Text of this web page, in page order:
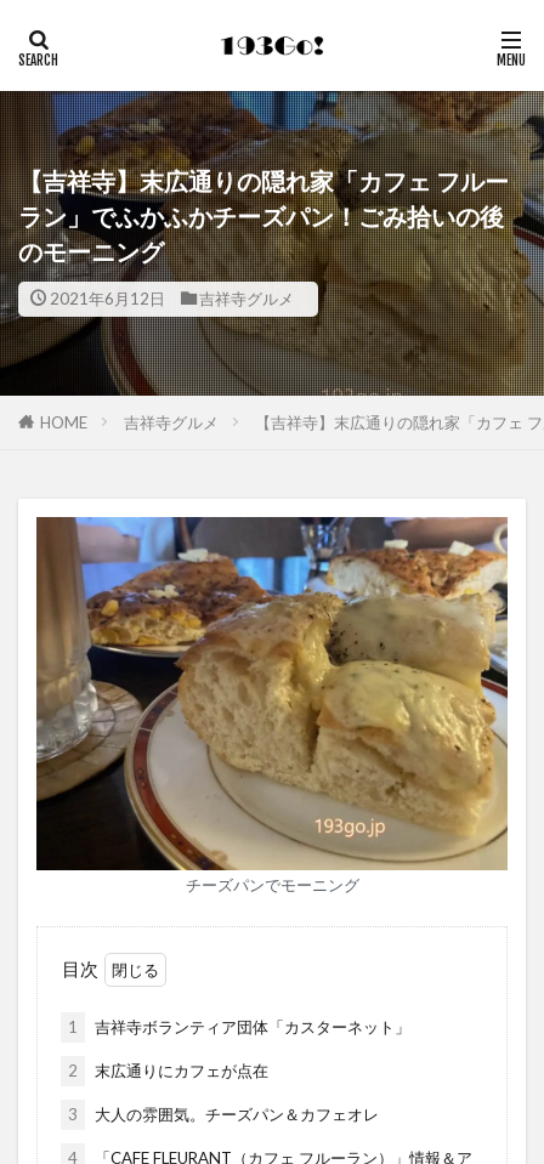
【吉祥寺】末広通りの隠れ家「カフェ フルー
ラン」でふかふかチーズパン！ごみ拾いの後
のモーニング
2021年6月12日 吉祥寺グルメ
HOME 吉祥寺グルメ 【吉祥寺】末広通りの隠れ家「カフェ
チーズパンでモーニング
目次
1 吉祥寺ボランティア団体「カスターネット」
2 末広通りにカフェが点在
3 大人の雰囲気。チーズパン＆カフェオレ
4
「CAFE FLEURANT（カフェ フルーラン）」情報＆ア